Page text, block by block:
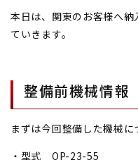
本日は、関東のお客様へ
ていきます。
整備前機械情報
まずは今回整備した機械に
・型式 OP-23-55